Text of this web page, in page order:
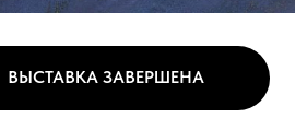
ВЫСТАВКА ЗАВЕРШЕНА